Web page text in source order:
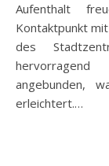
Aufenthalt
Kontaktpunkt
des
angebunden,
erleichtert.…